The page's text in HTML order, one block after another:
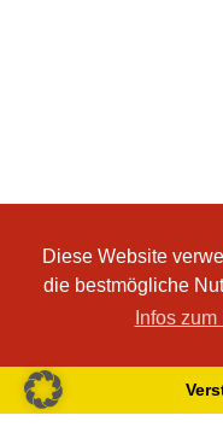
Diese Website
die bestmögliche
Infos